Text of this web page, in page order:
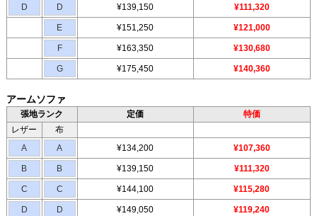
D D ¥139,150 ¥111,320
E ¥151,250 ¥121,000
F ¥163,350 ¥130,680
G ¥175,450 ¥140,360
アームソファ
張地ランク 定価
特価
レザー
布
A
A ¥134,200 ¥107,360
B B ¥139,150 ¥111,320
C C ¥144,100 ¥115,280
D D ¥149,050 ¥119,240